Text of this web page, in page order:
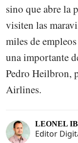
sino que abre la
visiten las
miles de
una importante
Pedro Heilbron,
Airlines.
LEONEL
Editor